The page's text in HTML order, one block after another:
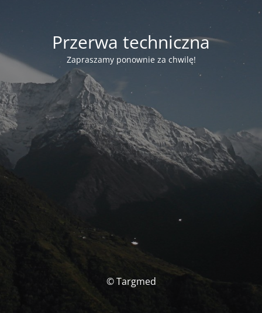
Przerwa techniczna
Zapraszamy ponownie za chwilę!
© Targmed